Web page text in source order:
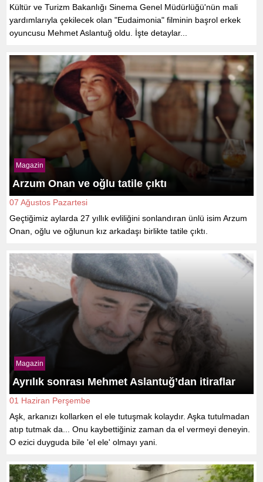
Kültür ve Turizm Bakanlığı Sinema Genel Müdürlüğü'nün mali
yardımlarıyla çekilecek olan "Eudaimonia" filminin başrol erkek
oyuncusu Mehmet Aslantuğ oldu. İşte detaylar...
Magazin
Arzum Onan ve oğlu tatile çıktı
07 Ağustos Pazartesi
Geçtiğimiz aylarda 27 yıllık evliliğini sonlandıran ünlü isim Arzum
Onan, oğlu ve oğlunun kız arkadaşı birlikte tatile çıktı.
Magazin
Ayrılık sonrası Mehmet Aslantuğ’dan itiraflar
01 Haziran Perşembe
Aşk, arkanızı kollarken el ele tutuşmak kolaydır. Aşka tutulmadan
atıp tutmak da... Onu kaybettiğiniz zaman da el vermeyi deneyin.
O ezici duyguda bile 'el ele' olmayı yani.